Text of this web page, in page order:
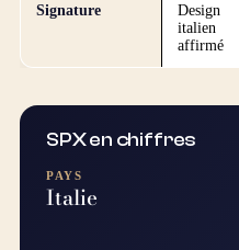
Signature
Design
italien
affirmé
SPX en chiffres
PAYS
Italie